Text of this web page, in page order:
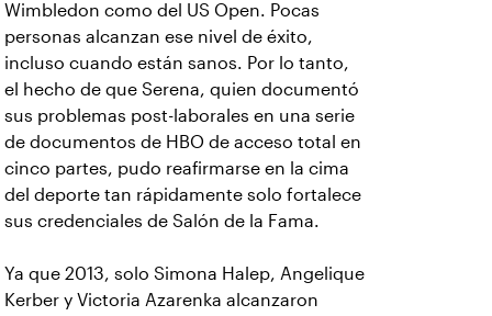
Wimbledon como del US Open. Pocas
personas alcanzan ese nivel de éxito,
incluso cuando están sanos. Por lo tanto,
el hecho de que Serena, quien documentó
sus problemas post-laborales en una serie
de documentos de HBO de acceso total en
cinco partes, pudo reafirmarse en la cima
del deporte tan rápidamente solo fortalece
sus credenciales de Salón de la Fama.
Ya que 2013, solo Simona Halep, Angelique
Kerber y Victoria Azarenka alcanzaron